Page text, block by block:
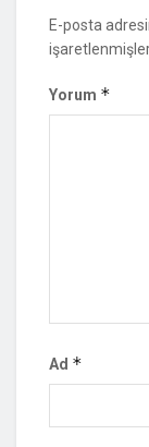
E-posta
Yorum *
Ad *